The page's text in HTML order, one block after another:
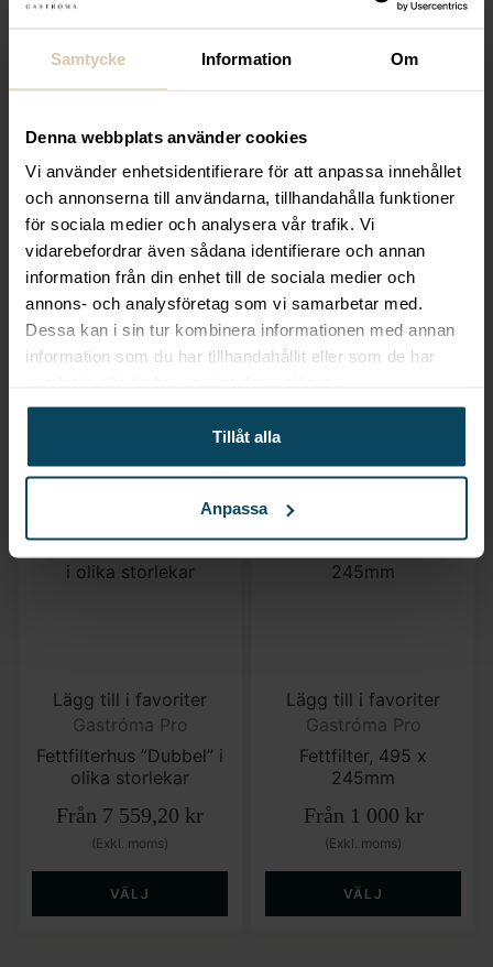
Samtycke Information Om
Denna webbplats använder cookies
Vi använder enhetsidentifierare för att anpassa innehållet
och annonserna till användarna, tillhandahålla funktioner
för sociala medier och analysera vår trafik. Vi
vidarebefordrar även sådana identifierare och annan
information från din enhet till de sociala medier och
annons- och analysföretag som vi samarbetar med.
Dessa kan i sin tur kombinera informationen med annan
information som du har tillhandahållit eller som de har
Tillåt alla
Anpassa
Lägg till i favoriter
Gastróma Pro
Fettfilter, 495 x
495mm
Från1 319,20kr
(Exkl. moms)
VÄLJ
Relaterade produkter
Lägg till i favoriter
Gastróma Pro
Fettfilterhus ”Dubbel” i
olika storlekar
Från 7 559,20 kr
(Exkl. moms)
VÄLJ
Lägg till i favoriter
Gastróma Pro
Fettfilter, 495 x
245mm
Från 1 000 kr
(Exkl. moms)
VÄLJ